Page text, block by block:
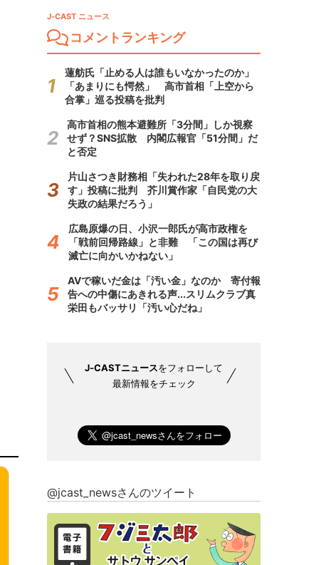
J-CAST ニュース
コメントランキング
蓮舫氏「止める人は誰もいなかったのか」
「あまりにも愕然」 高市首相「上空から
合掌」巡る投稿を批判
高市首相の熊本避難所「3分間」しか視察
せず？SNS拡散 内閣広報官「51分間」だ
と否定
片山さつき財務相「失われた28年を取り戻
す」投稿に批判 芥川賞作家「自民党の大
失政の結果だろう」
広島原爆の日、小沢一郎氏が高市政権を
「戦前回帰路線」と非難 「この国は再び
滅亡に向かいかねない」
AVで稼いだ金は「汚い金」なのか 寄付報
告への中傷にあきれる声...スリムクラブ真
栄田もバッサリ「汚い心だね」
J-CASTニュースをフォローして
最新情報をチェック
@jcast_newsさんのツイート